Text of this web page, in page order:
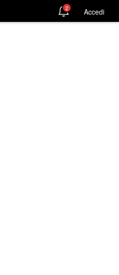
2 Accedi